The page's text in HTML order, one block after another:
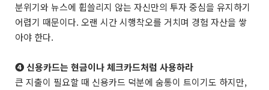
분위기와 뉴스에 휩쓸리지 않는 자신만의 투자 중심을 유지하기
어렵기 때문이다. 오랜 시간 시행착오를 거치며 경험 자산을 쌓
아야 한다.
➍ 신용카드는 현금이나 체크카드처럼 사용하라
큰 지출이 필요할 때 신용카드 덕분에 숨통이 트이기도 하지만,